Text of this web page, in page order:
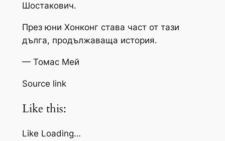
Шостакович.
През юни Хонконг става част от тази
дълга, продължаваща история.
— Томас Мей
Source link
Like this:
Like Loading…